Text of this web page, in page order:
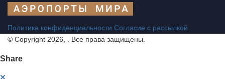
Политика конфиденциальности Согласие с рассылкой
© Copyright 2026, . Все права защищены.
Share